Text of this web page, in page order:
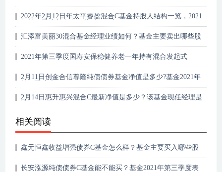
2022年2月12日年太平睿盈混合C基金持股人结构一览，2021
汇添富美丽30混合基金经理业绩如何？基金主要卖出哪些股
2021年第三季度国寿安保稳健养老一年持有混合发起式
2月11日创金合信尊隆纯债债券基金净值是多少?基金2021年
2月14日惠升惠兴混合C最新净值是多少？该基金现任经理是
相关阅读
鑫元恒鑫收益增强债券C基金怎么样？基金主要买入哪些股
长安泓源纯债债券C基金能不能买？基金2021年第三季度表